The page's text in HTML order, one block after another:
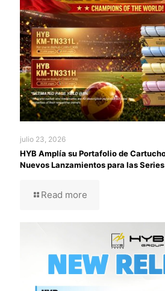
julio 23, 2026
HYB Amplía su Portafolio de
Nuevos Lanzamientos para las
Read more